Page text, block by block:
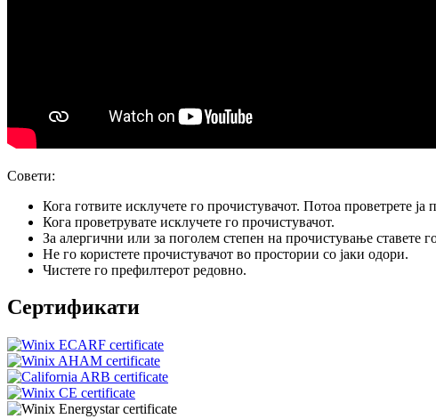
Совети:
Кога готвите исклучете го прочистувачот. Потоа проветрете ја
Кога проветрувате исклучете го прочистувачот.
За алергични или за поголем степен на прочистување ставете
Не го користете прочистувачот во простории со јаки одори.
Чистете го префилтерот редовно.
Сертификати